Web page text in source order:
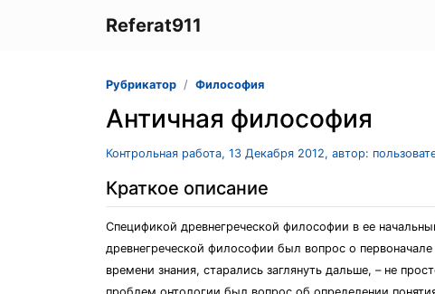
Referat911
Рубрикатор Философия
Античная философия
Контрольная работа, 13 Декабря 2012, автор:
Краткое описание
Спецификой древнегреческой философии в ее
древнегреческой философии был вопрос о
времени знания, старались заглянуть дальше, – не